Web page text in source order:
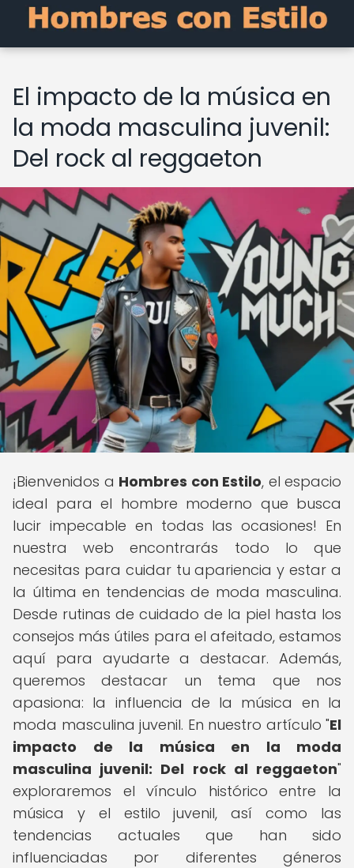
El impacto de la música en
la moda masculina juvenil:
Del rock al reggaeton
¡Bienvenidos a Hombres con Estilo, el espacio
ideal para el hombre moderno que busca
lucir impecable en todas las ocasiones! En
nuestra web encontrarás todo lo que
necesitas para cuidar tu apariencia y estar a
la última en tendencias de moda masculina.
Desde rutinas de cuidado de la piel hasta los
consejos más útiles para el afeitado, estamos
aquí para ayudarte a destacar. Además,
queremos destacar un tema que nos
apasiona: la influencia de la música en la
moda masculina juvenil. En nuestro artículo "El
impacto de la música en la moda
masculina juvenil: Del rock al reggaeton"
exploraremos el vínculo histórico entre la
música y el estilo juvenil, así como las
tendencias actuales que han sido
influenciadas por diferentes géneros